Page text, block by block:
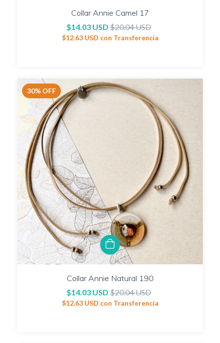
Collar Annie Camel 17
$14.03 USD $20.04 USD
$12.63 USD con Transferencia
30% OFF
Collar Annie Natural 190
$14.03 USD $20.04 USD
$12.63 USD con Transferencia